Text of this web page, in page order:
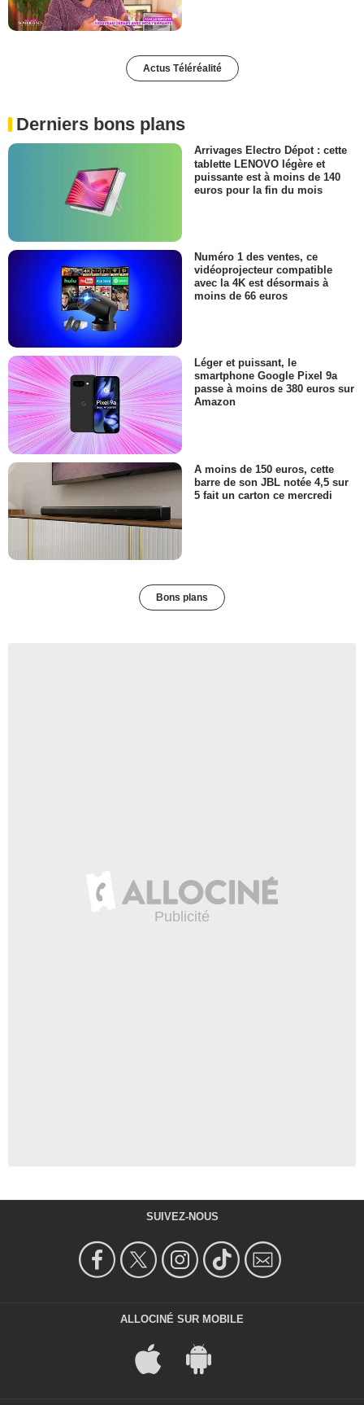
Actus Téléréalité
Derniers bons plans
Arrivages Electro Dépot : cette
tablette LENOVO légère et
puissante est à moins de 140
euros pour la fin du mois
Numéro 1 des ventes, ce
vidéoprojecteur compatible
avec la 4K est désormais à
moins de 66 euros
Léger et puissant, le
smartphone Google Pixel 9a
passe à moins de 380 euros sur
Amazon
A moins de 150 euros, cette
barre de son JBL notée 4,5 sur
5 fait un carton ce mercredi
Bons plans
SUIVEZ-NOUS
ALLOCINÉ SUR MOBILE